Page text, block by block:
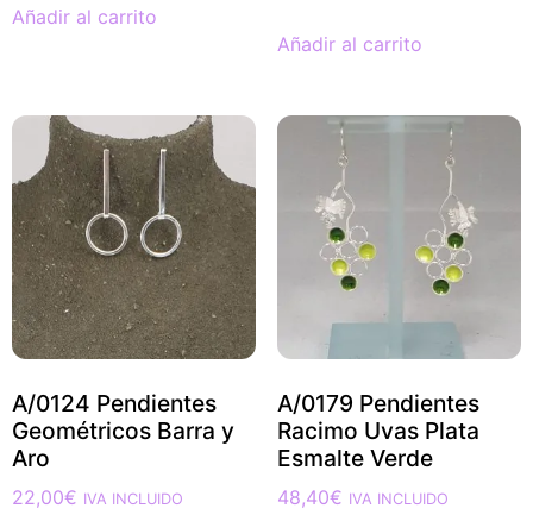
Añadir al carrito
Añadir al carrito
A/0124 Pendientes
Geométricos Barra y
Aro
22,00€ IVA INCLUIDO
A/0179 Pendientes
Racimo Uvas Plata
Esmalte Verde
48,40€ IVA INCLUIDO